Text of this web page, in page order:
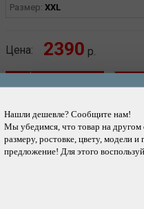
Нашли дешевле? Сообщите нам!
Мы убедимся, что товар на другом
размеру, ростовке, цвету, модели
предложение! Для этого
Размер: XXL
Цена: 2390 р.
Интернет-магазин(есть)